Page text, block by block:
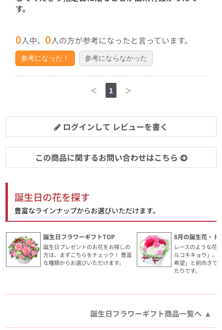
す。
0人中、0人の方が参考になったと言っています。
参考になった！ 参考にならなかった
＜ 1 ＞
ログインして レビューを書く
この商品に関するお問い合わせはこちら
誕生日の花を探す
豊富なラインナップからお選びいただけます。
誕生日フラワーギフトTOP
誕生日プレゼントのお花をお探しの
方は、まずこちらをチェック！ 豊富
な種類からお選びいただけます。
8月の誕生花・ト
レースのような花
ルコキキョウ」。
希望」と前向きで
たりです。
誕生日フラワーギフト商品一覧へ